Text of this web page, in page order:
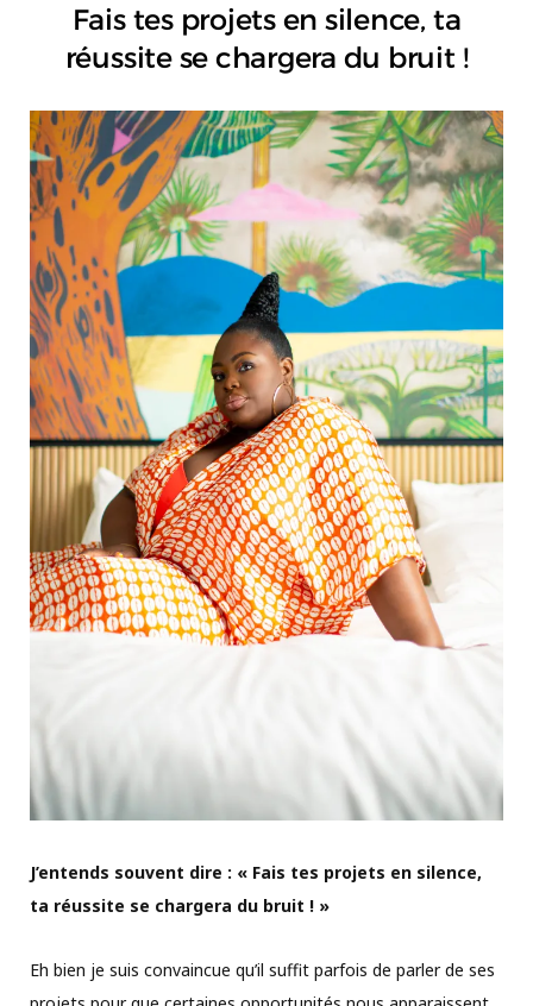
Fais tes projets en silence, ta
réussite se chargera du bruit !
J’entends souvent dire : « Fais tes projets en silence,
ta réussite se chargera du bruit ! »
Eh bien je suis convaincue qu’il suffit parfois de parler de ses